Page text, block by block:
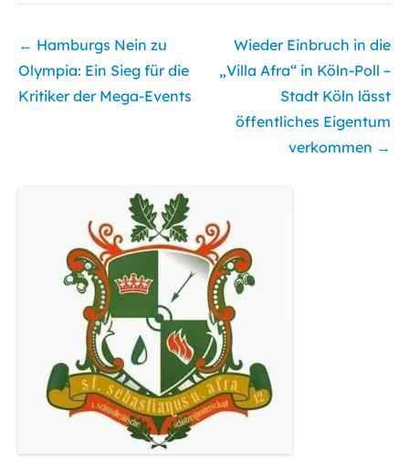
Beitragsnavigation
← Hamburgs Nein zu
Olympia: Ein Sieg für die
Kritiker der Mega-Events
Wieder Einbruch in die
„Villa Afra“ in Köln-Poll –
Stadt Köln lässt
öffentliches Eigentum
verkommen →